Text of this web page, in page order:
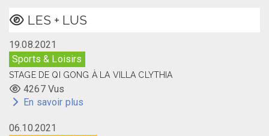
LES + LUS
19.08.2021
Sports & Loisirs
STAGE DE QI GONG À LA VILLA CLYTHIA
4267 Vus
En savoir plus
06.10.2021